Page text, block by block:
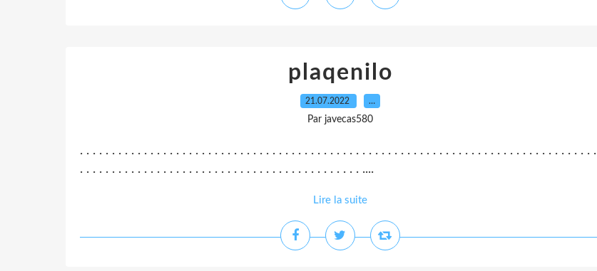
plaqenilo
21.07.2022 …
Par javecas580
. . . . . . . . . . . . . . . . . . . . . . . . . . . . . . . . . . . . . . . . . . . . . . . . . . . . . . . . . . . . . . . . . . . . . . . . . . . . . . . . .
. . . . . . . . . . . . . . . . . . . . . . . . . . . . . . . . . . . . . . . . . . . . ....
Lire la suite